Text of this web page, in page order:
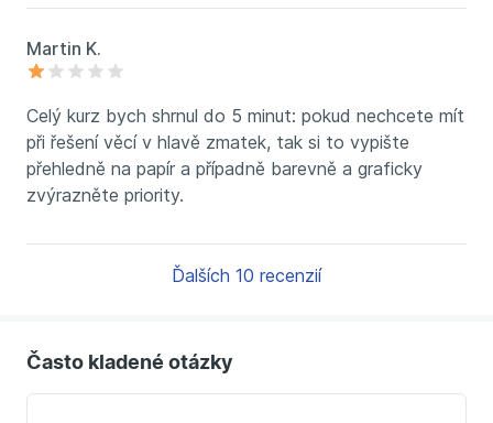
Martin K.
Celý kurz bych shrnul do 5 minut: pokud nechcete mít
při řešení věcí v hlavě zmatek, tak si to vypište
přehledně na papír a případně barevně a graficky
zvýrazněte priority.
Ďalších 10 recenzií
Často kladené otázky